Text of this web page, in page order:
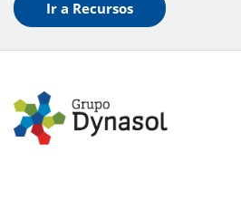
Ir a Recursos